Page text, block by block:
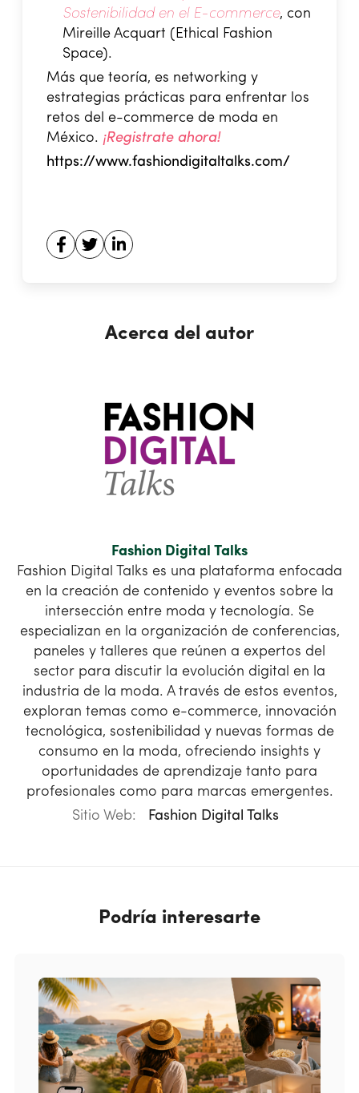
Sostenibilidad en el E-commerce, con
Mireille Acquart (Ethical Fashion
Space).
Más que teoría, es networking y
estrategias prácticas para enfrentar los
retos del e-commerce de moda en
México. ¡Registrate ahora!
https://www.fashiondigitaltalks.com/
Acerca del autor
Fashion Digital Talks
Fashion Digital Talks es una plataforma enfocada
en la creación de contenido y eventos sobre la
intersección entre moda y tecnología. Se
especializan en la organización de conferencias,
paneles y talleres que reúnen a expertos del
sector para discutir la evolución digital en la
industria de la moda. A través de estos eventos,
exploran temas como e-commerce, innovación
tecnológica, sostenibilidad y nuevas formas de
consumo en la moda, ofreciendo insights y
oportunidades de aprendizaje tanto para
profesionales como para marcas emergentes.
Sitio Web:
Fashion Digital Talks
Podría interesarte